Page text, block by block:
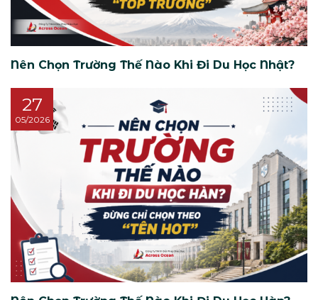
Nên Chọn Trường Thế Nào Khi Đi Du Học Nhật?
27
05/2026